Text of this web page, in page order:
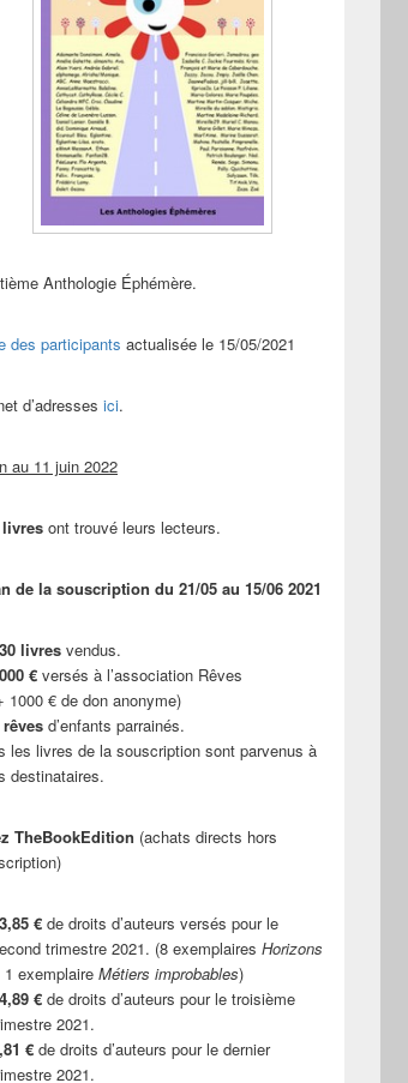
Anthologie Éphémère.
des participants actualisée le 15/05/2021
d’adresses ici.
au 11 juin 2022
livres ont trouvé leurs lecteurs.
de la souscription du 21/05 au 15/06 2021
livres vendus.
€ versés à l’association Rêves
1000 € de don anonyme)
rêves d’enfants parrainés.
les livres de la souscription sont parvenus à
destinataires.
TheBookEdition (achats directs hors
€ de droits d’auteurs versés pour le
trimestre 2021. (8 exemplaires Horizons
1 exemplaire Métiers improbables)
€ de droits d’auteurs pour le troisième
2021.
€ de droits d’auteurs pour le dernier
2021.